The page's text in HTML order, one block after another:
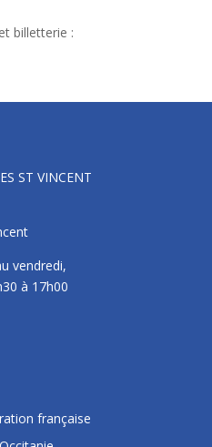
billetterie :
ST VINCENT
vendredi,
à 17h00
française